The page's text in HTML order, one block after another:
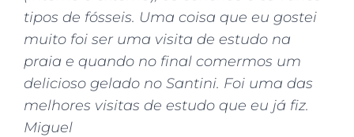
tipos de fósseis. Uma coisa que eu gostei
muito foi ser uma visita de estudo na
praia e quando no final comermos um
delicioso gelado no Santini. Foi uma das
melhores visitas de estudo que eu já fiz.
Miguel